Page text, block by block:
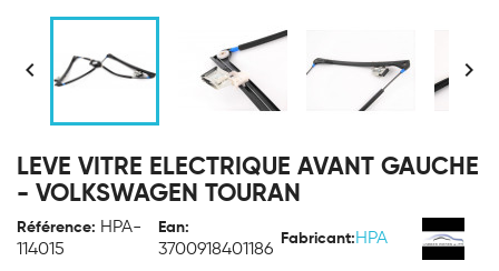
 
LEVE VITRE ELECTRIQUE AVANT GAUCHE
- VOLKSWAGEN TOURAN
Référence: HPA-
114015
Ean:
3700918401186
Fabricant: HPA